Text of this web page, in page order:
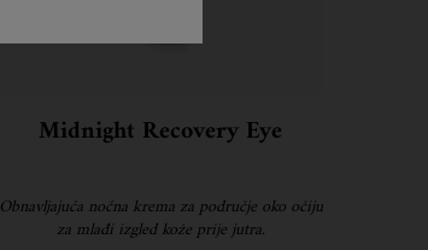
Midnight Recovery Eye
Obnavljajuća noćna krema za područje oko očiju
za mlađi izgled kože prije jutra.